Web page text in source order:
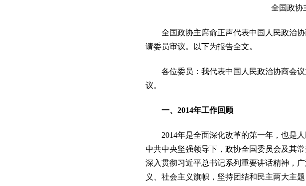
全国政协
全国政协主席俞正声代表中国人民政治协
请委员审议。以下为报告全文。
各位委员：我代表中国人民政治协商会议
议。
一、2014年工作回顾
2014年是全面深化改革的第一年，也是人
中共中央坚强领导下，政协全国委员会及其
深入贯彻习近平总书记系列重要讲话精神，
义、社会主义旗帜，坚持团结和民主两大主